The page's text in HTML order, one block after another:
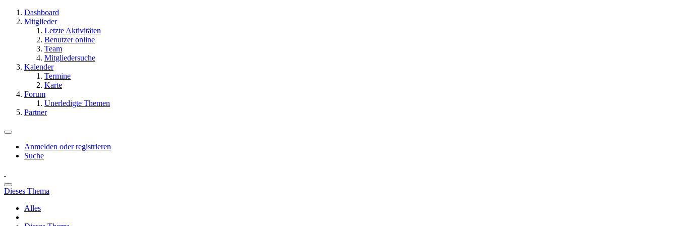
Dashboard
Mitglieder
Letzte Aktivitäten
Benutzer online
Team
Mitgliedersuche
Kalender
Termine
Karte
Forum
Unerledigte Themen
Partner
Anmelden oder registrieren
Suche
Dieses Thema
Alles